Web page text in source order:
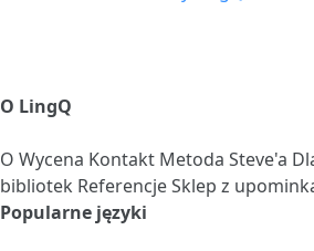
O LingQ
O Wycena Kontakt Metoda Steve'a
bibliotek ReferencjeSklep z
Popularne języki